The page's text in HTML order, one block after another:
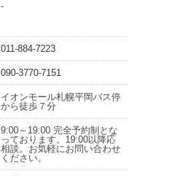
-
011-884-7223
090-3770-7151
イオンモール札幌平岡バス停
から徒歩７分
9:00～19:00 完全予約制とな
っております。19:00以降応
相談。お気軽にお問い合わせ
ください。